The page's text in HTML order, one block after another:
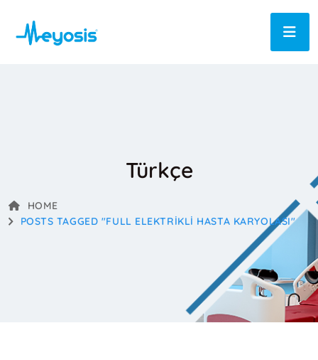
Türkçe
HOME
POSTS TAGGED "FULL ELEKTRIKLI HASTA KARYOLASI"